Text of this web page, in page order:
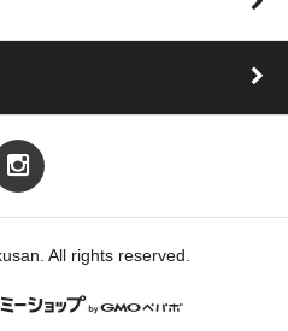
All rights reserved.